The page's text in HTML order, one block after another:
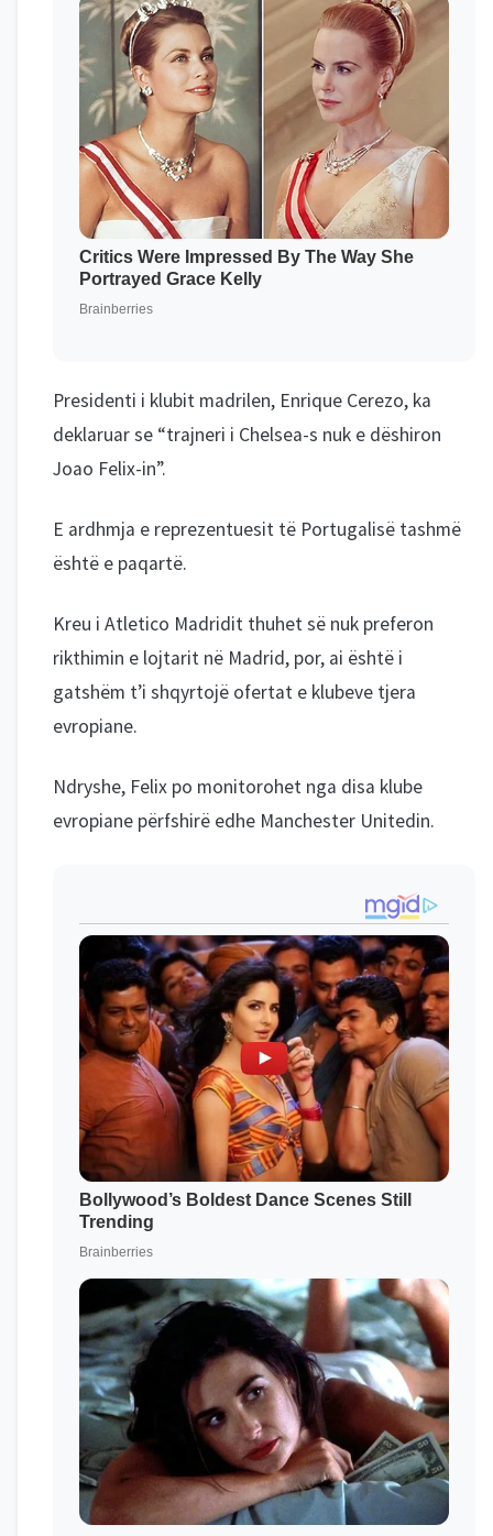
Presidenti i klubit madrilen, Enrique Cerezo, ka
deklaruar se “trajneri i Chelsea-s nuk e dëshiron
Joao Felix-in”.
E ardhmja e reprezentuesit të Portugalisë tashmë
është e paqartë.
Kreu i Atletico Madridit thuhet së nuk preferon
rikthimin e lojtarit në Madrid, por, ai është i
gatshëm t’i shqyrtojë ofertat e klubeve tjera
evropiane.
Ndryshe, Felix po monitorohet nga disa klube
evropiane përfshirë edhe Manchester Unitedin.